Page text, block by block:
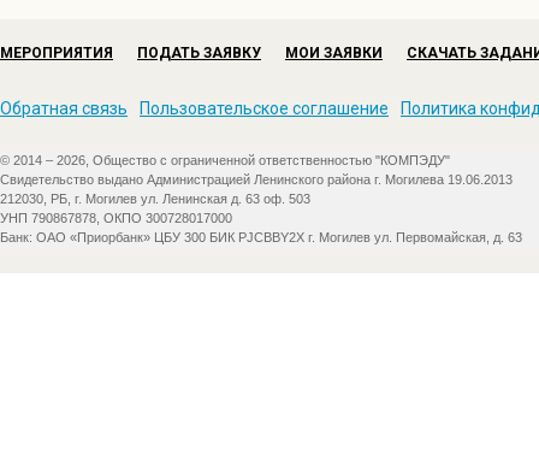
МЕРОПРИЯТИЯ ПОДАТЬ ЗАЯВКУ МОИ ЗАЯВКИ СКАЧАТЬ
Обратная связь Пользовательское соглашение Политика
© 2014 – 2026, Общество с ограниченной ответственностью "КОМПЭДУ"
Свидетельство выдано Администрацией Ленинского района г. Могилева 19.06.2013
212030, РБ, г. Могилев ул. Ленинская д. 63 оф. 503
УНП 790867878, ОКПО 300728017000
Банк: ОАО «Приорбанк» ЦБУ 300 БИК PJCBBY2X г. Могилев ул. Первомайская, д. 63